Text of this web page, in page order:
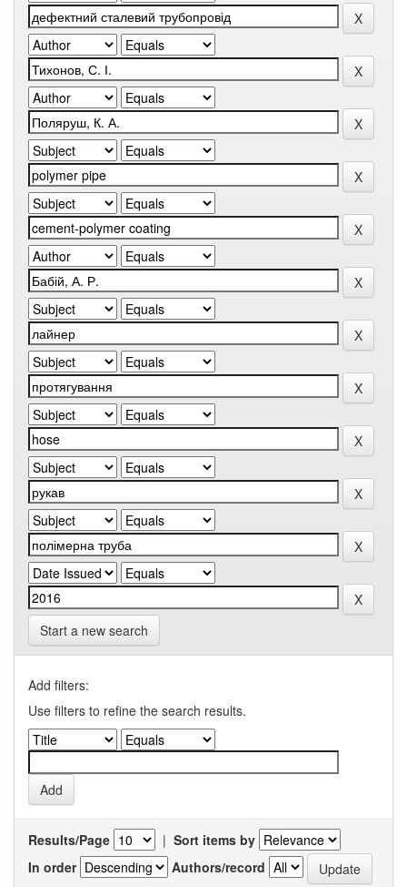
Start a new search
Add filters:
Use filters to refine the search results.
Results/Page | Sort items by
In order
Authors/record